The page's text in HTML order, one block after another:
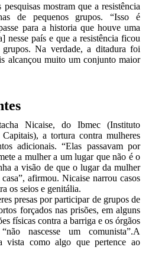
mostram que a resistência
de pequenos grupos. “Isso é
para a historia que houve uma
nesse país e que a resistência ficou
grupos. Na verdade, a ditadura foi
alcançou muito um conjunto maior
Nicaise, do Ibmec (Instituto
a tortura contra mulheres
adicionais. “Elas passavam por
a mulher a um lugar que não é o
a visão de que o lugar da mulher
afirmou. Nicaise narrou casos
os seios e genitália.
presas por participar de grupos de
forçados nas prisões, em alguns
físicas contra a barriga e os órgãos
nascesse um comunista”.A
vista como algo que pertence ao